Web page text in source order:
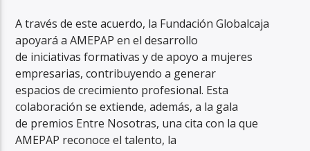
A través de este acuerdo, la Fundación Globalcaja
apoyará a AMEPAP en el desarrollo
de iniciativas formativas y de apoyo a mujeres
empresarias, contribuyendo a generar
espacios de crecimiento profesional. Esta
colaboración se extiende, además, a la gala
de premios Entre Nosotras, una cita con la que
AMEPAP reconoce el talento, la